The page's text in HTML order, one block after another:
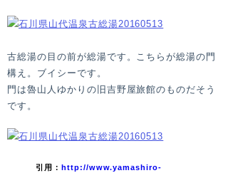
古総湯の目の前が総湯です。こちらが総湯の門
構え。ブイシーです。
門は魯山人ゆかりの旧吉野屋旅館のものだそう
です。
引用： http://www.yamashiro-